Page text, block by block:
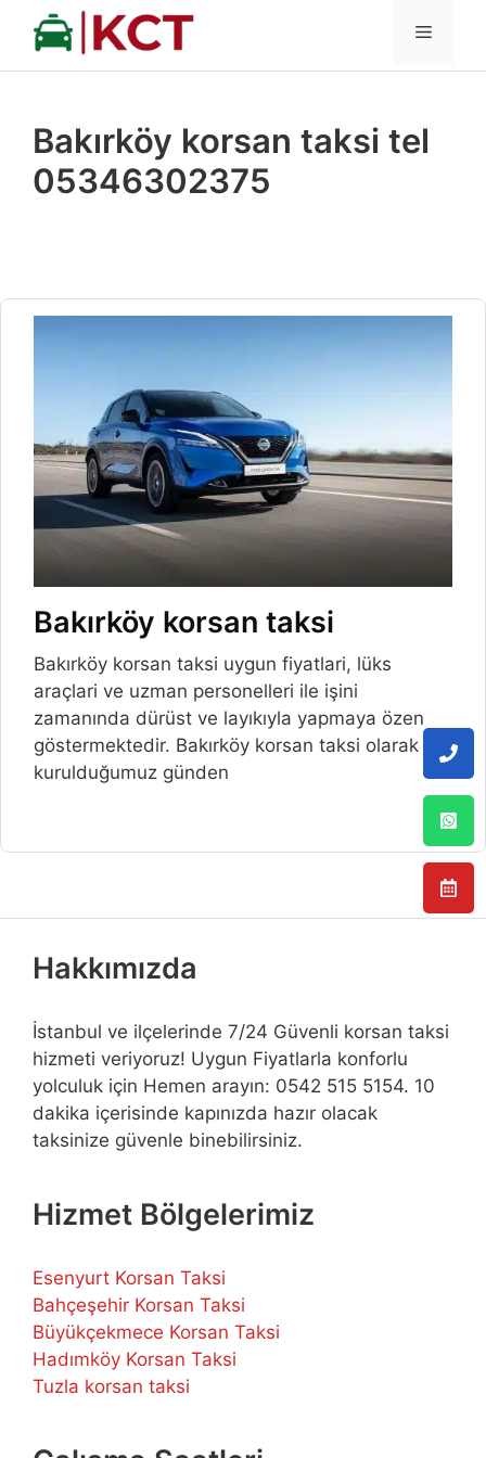
İçeriğe
MENÜ
Bakırköy korsan taksi tel
05346302375
Bakırköy korsan taksi
Bakırköy korsan taksi uygun fiyatlari, lüks
araçlari ve uzman personelleri ile işini
zamanında dürüst ve layıkıyla yapmaya özen
göstermektedir. Bakırköy korsan taksi olarak
kurulduğumuz günden
Hakkımızda
İstanbul ve ilçelerinde 7/24 Güvenli korsan taksi
hizmeti veriyoruz! Uygun Fiyatlarla konforlu
yolculuk için Hemen arayın: 0542 515 5154. 10
dakika içerisinde kapınızda hazır olacak
taksinize güvenle binebilirsiniz.
Hizmet Bölgelerimiz
Esenyurt Korsan Taksi
Bahçeşehir Korsan Taksi
Büyükçekmece Korsan Taksi
Hadımköy Korsan Taksi
Tuzla korsan taksi